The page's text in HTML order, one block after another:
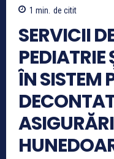
1 min. de citit
SERVICII
ÎN SISTEM